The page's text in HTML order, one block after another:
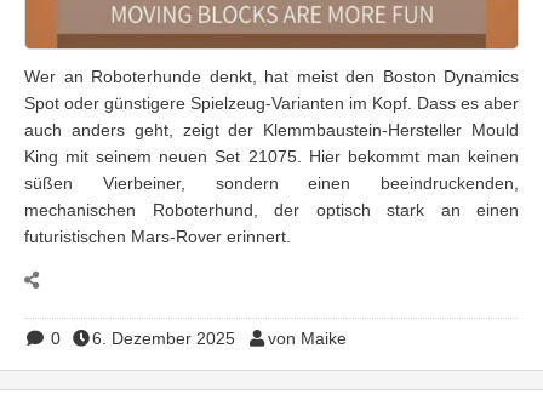
Wer an Roboterhunde denkt, hat meist den Boston Dynamics
Spot oder günstigere Spielzeug-Varianten im Kopf. Dass es aber
auch anders geht, zeigt der Klemmbaustein-Hersteller Mould
King mit seinem neuen Set 21075. Hier bekommt man keinen
süßen Vierbeiner, sondern einen beeindruckenden,
mechanischen Roboterhund, der optisch stark an einen
futuristischen Mars-Rover erinnert.
0 6. Dezember 2025 von Maike